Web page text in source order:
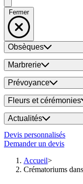
Fermer
Obsèques
Marbrerie
Prévoyance
Fleurs et cérémonies
Actualités
Devis personnalisés
Demander un devis
Accueil
Crématoriums